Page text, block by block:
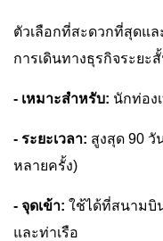
ตัวเลือกที่สะดวกที่สุดแ
การเดินทางธุรกิจระยะ
- เหมาะสำหรับ: นักท่อง
- ระยะเวลา: สูงสุด 90 วั
หลายครั้ง)
- จุดเข้า: ใช้ได้ที่สนามบิ
และท่าเรือ